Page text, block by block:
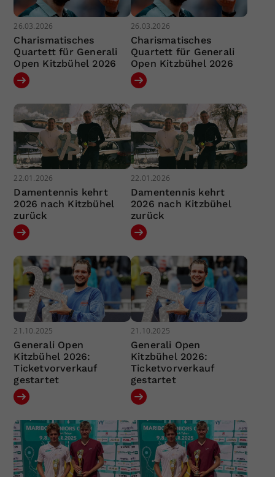
26.03.2026
Charismatisches
Quartett für Generali
Open Kitzbühel 2026
26.03.2026
Charismatisches
Quartett für Generali
Open Kitzbühel 2026
22.01.2026
Damentennis kehrt
2026 nach Kitzbühel
zurück
22.01.2026
Damentennis kehrt
2026 nach Kitzbühel
zurück
21.10.2025
Generali Open
Kitzbühel 2026:
Ticketvorverkauf
gestartet
21.10.2025
Generali Open
Kitzbühel 2026:
Ticketvorverkauf
gestartet